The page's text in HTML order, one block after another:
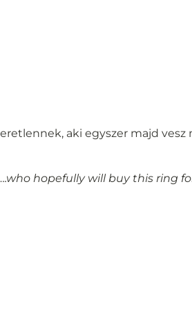
aki egyszer majd vesz
hopefully will buy this ring